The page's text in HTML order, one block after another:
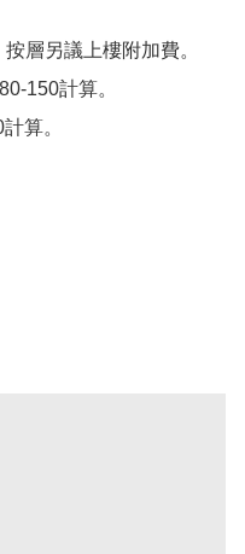
層另議上樓附加費。
150計算。
算。